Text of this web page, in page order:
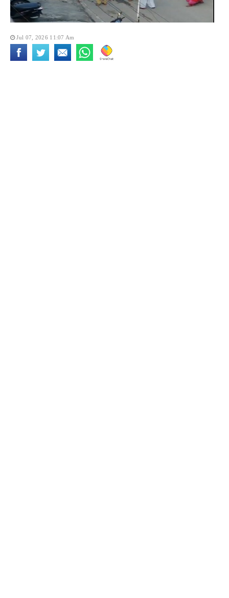
Jul 07, 2026 11:07 Am